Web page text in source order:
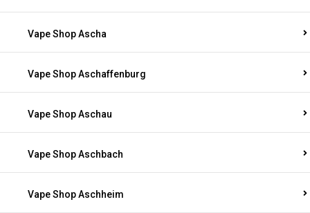
Vape Shop Ascha
Vape Shop Aschaffenburg
Vape Shop Aschau
Vape Shop Aschbach
Vape Shop Aschheim